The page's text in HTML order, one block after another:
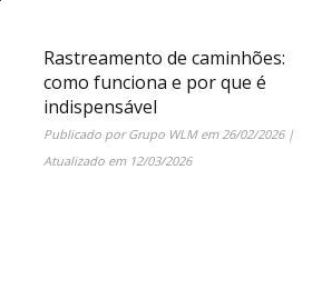
Rastreamento de caminhões:
como funciona e por que é
indispensável
Publicado porGrupo WLMem 26/02/2026|
Atualizado em 12/03/2026